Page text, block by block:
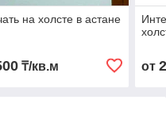
на холсте в астане
₸/кв.м от